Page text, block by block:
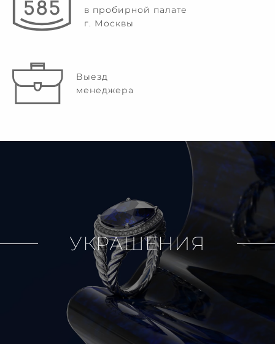
в пробирной палате
г. Москвы
Выезд
менеджера
УКРАШЕНИЯ